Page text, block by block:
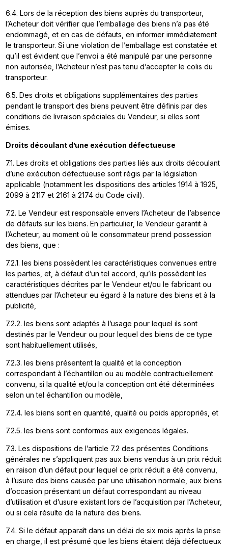
6.4. Lors de la réception des biens auprès du transporteur,
l’Acheteur doit vérifier que l’emballage des biens n’a pas été
endommagé, et en cas de défauts, en informer immédiatement
le transporteur. Si une violation de l’emballage est constatée et
qu’il est évident que l’envoi a été manipulé par une personne
non autorisée, l’Acheteur n’est pas tenu d’accepter le colis du
transporteur.
6.5. Des droits et obligations supplémentaires des parties
pendant le transport des biens peuvent être définis par des
conditions de livraison spéciales du Vendeur, si elles sont
émises.
Droits découlant d’une exécution défectueuse
7.1. Les droits et obligations des parties liés aux droits découlant
d’une exécution défectueuse sont régis par la législation
applicable (notamment les dispositions des articles 1914 à 1925,
2099 à 2117 et 2161 à 2174 du Code civil).
7.2. Le Vendeur est responsable envers l’Acheteur de l’absence
de défauts sur les biens. En particulier, le Vendeur garantit à
l’Acheteur, au moment où le consommateur prend possession
des biens, que :
7.2.1. les biens possèdent les caractéristiques convenues entre
les parties, et, à défaut d’un tel accord, qu’ils possèdent les
caractéristiques décrites par le Vendeur et/ou le fabricant ou
attendues par l’Acheteur eu égard à la nature des biens et à la
publicité,
7.2.2. les biens sont adaptés à l’usage pour lequel ils sont
destinés par le Vendeur ou pour lequel des biens de ce type
sont habituellement utilisés,
7.2.3. les biens présentent la qualité et la conception
correspondant à l’échantillon ou au modèle contractuellement
convenu, si la qualité et/ou la conception ont été déterminées
selon un tel échantillon ou modèle,
7.2.4. les biens sont en quantité, qualité ou poids appropriés, et
7.2.5. les biens sont conformes aux exigences légales.
7.3. Les dispositions de l’article 7.2 des présentes Conditions
générales ne s’appliquent pas aux biens vendus à un prix réduit
en raison d’un défaut pour lequel ce prix réduit a été convenu,
à l’usure des biens causée par une utilisation normale, aux biens
d’occasion présentant un défaut correspondant au niveau
d’utilisation et d’usure existant lors de l’acquisition par l’Acheteur,
ou si cela résulte de la nature des biens.
7.4. Si le défaut apparaît dans un délai de six mois après la prise
en charge, il est présumé que les biens étaient déjà défectueux